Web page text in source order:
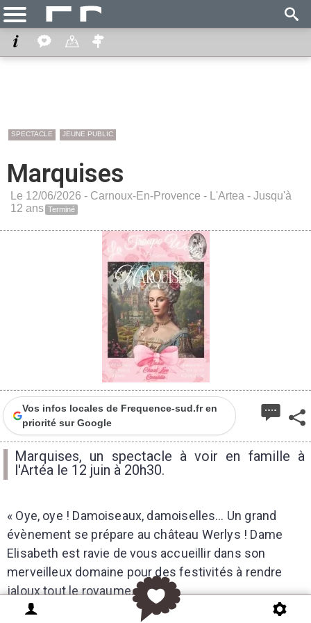
SPECTACLE JEUNE PUBLIC
Marquises
Le 12/06/2026 - Carnoux-En-Provence - L'Artea - Jusqu'à
12 ans Terminé
Vos infos locales de Frequence-sud.fr en
priorité sur Google
Marquises, un spectacle à voir en famille à
l'Artéa le 12 juin à 20h30.
« Oye, oye ! Damoiseaux, damoiselles… Un grand
évènement se prépare au château Werlys ! Dame
Elisabeth est ravie de vous accueillir dans son
merveilleux domaine pour des festivités à rendre
jaloux tout le royaume… »
La troupe Werlys est heureuse de vous présenter